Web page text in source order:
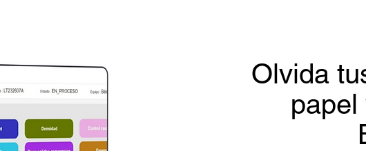
Olvida
papel